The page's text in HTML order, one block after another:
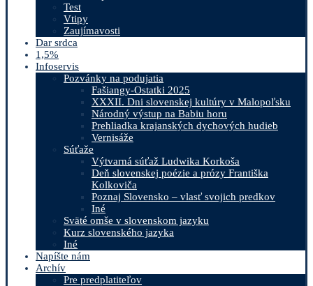
Test
Vtipy
Zaujímavosti
Dar srdca
1,5%
Infoservis
Pozvánky na podujatia
Fašiangy-Ostatki 2025
XXXII. Dni slovenskej kultúry v Malopoľsku
Národný výstup na Babiu horu
Prehliadka krajanských dychových hudieb
Vernisáže
Súťaže
Výtvarná súťaž Ludwika Korkoša
Deň slovenskej poézie a prózy Františka
Kolkoviča
Poznaj Slovensko – vlasť svojich predkov
Iné
Sväté omše v slovenskom jazyku
Kurz slovenského jazyka
Iné
Napíšte nám
Archív
Pre predplatiteľov